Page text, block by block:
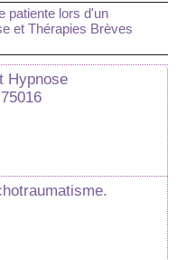
patiente lors d'un
et Thérapies Brèves
Hypnose